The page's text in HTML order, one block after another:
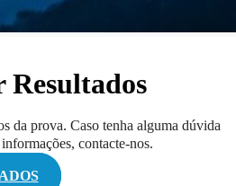
Resultados
da prova. Caso tenha alguma dúvida
contacte-nos.